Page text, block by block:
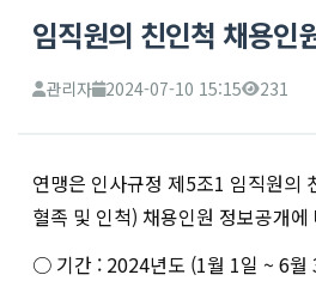
임직원의 친인척 채용인
관리자 2024-07-10 15:15 231
연맹은 인사규정 제5조1 임직원의
혈족 및 인척) 채용인원 정보공개
○ 기간 : 2024년도 (1월 1일 ~ 6월